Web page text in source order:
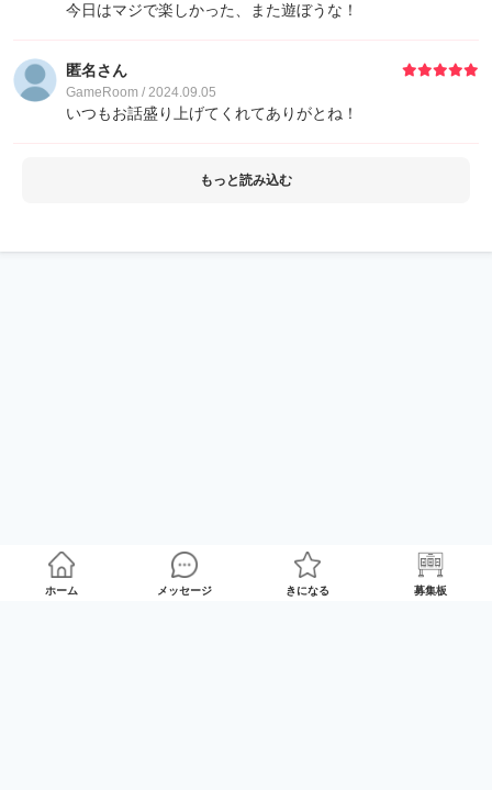
今日はマジで楽しかった、また遊ぼうな！
匿名さん
GameRoom / 2024.09.05
いつもお話盛り上げてくれてありがとね！
もっと読み込む
ホーム メッセージ きになる 募集板